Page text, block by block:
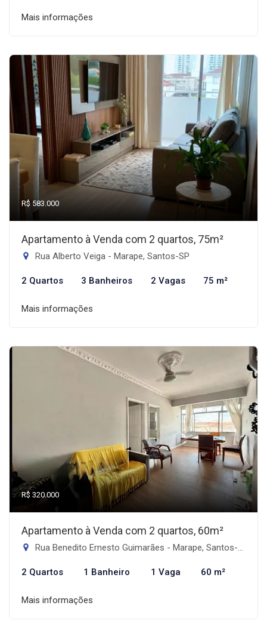
Mais informações
R$ 583.000
Apartamento à Venda com 2 quartos, 75m²
Rua Alberto Veiga - Marape, Santos-SP
2 Quartos 3 Banheiros 2 Vagas 75 m²
Mais informações
R$ 320.000
Apartamento à Venda com 2 quartos, 60m²
Rua Benedito Ernesto Guimarães - Marape, Santos-SP
2 Quartos 1 Banheiro 1 Vaga 60 m²
Mais informações